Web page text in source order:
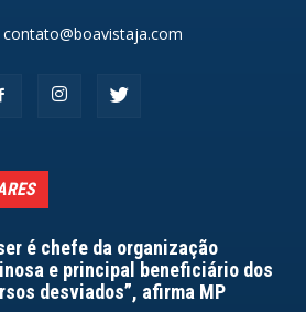
contato@boavistaja.com
é chefe da organização
e principal beneficiário dos
desviados”, afirma MP